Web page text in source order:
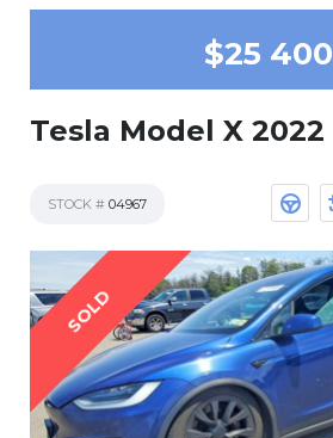
$25 400
Tesla Model X 2022
STOCK # 04967
SOLD